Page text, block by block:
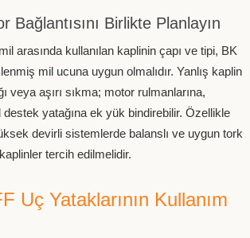
Bağlantısını Birlikte Planlayın
arasında kullanılan kaplinin çapı ve tipi, BK
mil ucuna uygun olmalıdır. Yanlış kaplin
veya aşırı sıkma; motor rulmanlarına,
destek yatağına ek yük bindirebilir. Özellikle
devirli sistemlerde balanslı ve uygun tork
tercih edilmelidir.
Uç Yataklarının Kullanım